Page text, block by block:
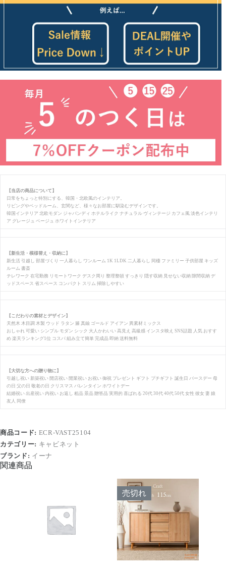
【当店の商品について】
日常をちょっと特別にする、韓国・北欧風のインテリア。
リビングやベッドルーム、玄関など、様々なお部屋に馴染むデザインです。
韓国インテリア 北欧モダン ジャパンディ ホテルライク ナチュラル ヴィンテージ カフェ風 淡色インテリ
ア グレージュ ベージュ ホワイトインテリア
【新生活・模様替え・収納に】
新生活 引越し 部屋づくり 一人暮らし ワンルーム 1K 1LDK 二人暮らし 同棲 ファミリー 子供部屋 キッズ
ルーム 書斎
テレワーク 在宅勤務 リモートワーク デスク周り 整理整頓 すっきり 隠す収納 見せない収納 隙間収納 デ
ッドスペース 省スペース コンパクト スリム 掃除しやすい
【こだわりの素材とデザイン】
天然木 木目調 木製 ウッド ラタン 籐 真鍮 ゴールド アイアン 異素材ミックス
おしゃれ 可愛い シンプル モダン シック 大人かわいい 高見え 高級感 インスタ映え SNS話題 人気 おすす
め 楽天ランキング1位 コスパ 組み立て簡単 完成品 即納 送料無料
【大切な方への贈り物に】
引越し祝い 新築祝い 開店祝い 開業祝い お祝い 御祝 プレゼント ギフト プチギフト 誕生日 バースデー 母
の日 父の日 敬老の日 クリスマス バレンタイン ホワイトデー
結婚祝い 出産祝い 内祝い お返し 粗品 景品 贈答品 実用的 喜ばれる 20代 30代 40代 50代 女性 彼女 妻 娘
友人 同僚
商品コード: ECR-VAST25104
カテゴリー: キャビネット
ブランド: イーナ
関連商品
売切れ